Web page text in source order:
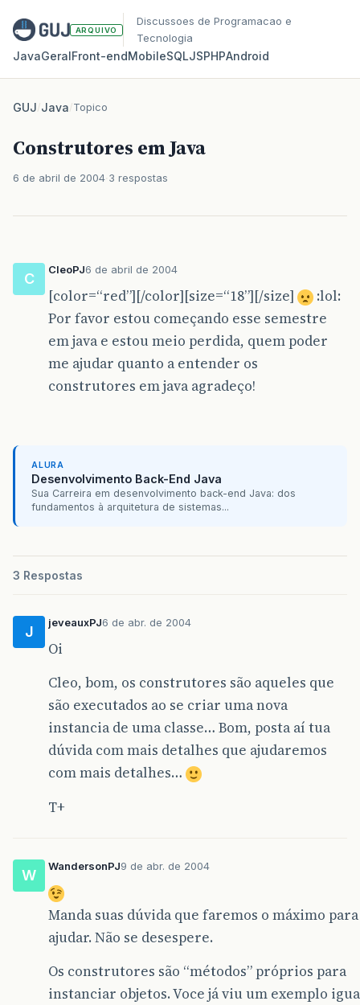
ARQUIVO
Discussoes de Programacao e
Tecnologia
JavaGeralFront‑endMobileSQLJSPHPAndroid
GUJ/Java/Topico
Construtores em Java
6 de abril de 2004 3 respostas
C
CleoPJ6 de abril de 2004
[color=“red”][/color][size=“18”][/size]
:lol:
Por favor estou começando esse semestre
em java e estou meio perdida, quem poder
me ajudar quanto a entender os
construtores em java agradeço!
ALURA
Desenvolvimento Back-End Java
Sua Carreira em desenvolvimento back-end Java: dos
fundamentos à arquitetura de sistemas...
3 Respostas
J
jeveauxPJ6 de abr. de 2004
Oi
Cleo, bom, os construtores são aqueles que
são executados ao se criar uma nova
instancia de uma classe… Bom, posta aí tua
dúvida com mais detalhes que ajudaremos
com mais detalhes…
T+
W
WandersonPJ9 de abr. de 2004
Manda suas dúvida que faremos o máximo
ajudar. Não se desespere.
Os construtores são “métodos” próprios para
instanciar objetos. Voce já viu um exemplo